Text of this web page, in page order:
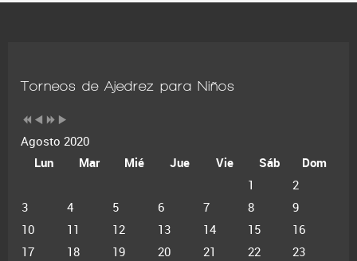
Torneos de Ajedrez para Niños
Agosto 2020
Lun
Mar Mié Jue Vie Sáb
Dom
1
2
3
4 5 6 7 8
9
10
11 12 13 14 15
16
17
18 19 20 21 22
23